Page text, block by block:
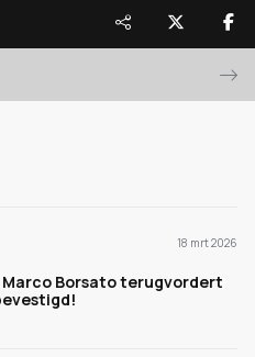
18 mrt 2026
Borsato terugvordert